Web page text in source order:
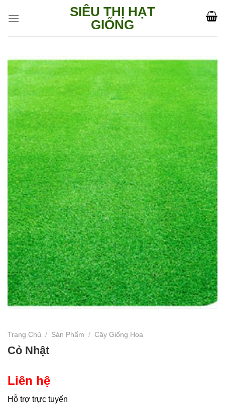
SIÊU THỊ HẠT
GIỐNG
Trang Chủ / Sản Phẩm / Cây Giống Hoa
Cỏ Nhật
Liên hệ
Hỗ trợ trực tuyến